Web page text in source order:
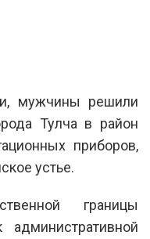
мужчины решили
Тулча в район
приборов,
устье.
границы